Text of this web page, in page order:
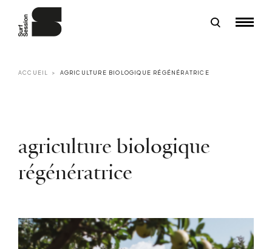
ACCUEIL AGRICULTURE BIOLOGIQUE RÉGÉNÉRATRICE
agriculture biologique
régénératrice